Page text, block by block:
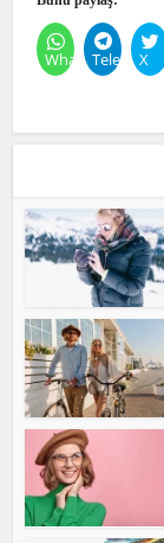
WhatsAppTelegram
X